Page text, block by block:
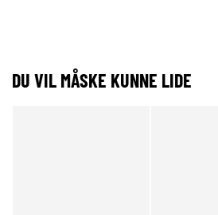
DU VIL MÅSKE KUNNE LIDE